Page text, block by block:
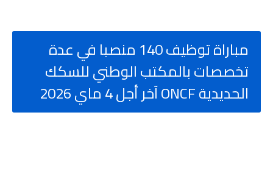
مباراة توظيف 140 منصبا في عدة
تخصصات بالمكتب الوطني للسكك
الحديدية ONCF آخر أجل 4 ماي 2026